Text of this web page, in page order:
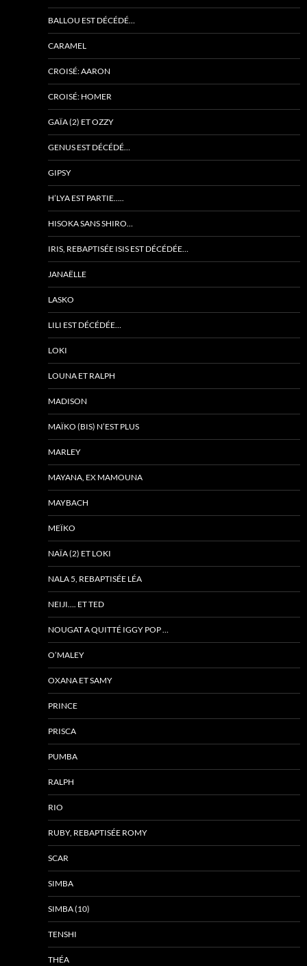
BALLOU EST DÉCÉDÉ…
CARAMEL
CROISÉ: AARON
CROISÉ: HOMER
GAÏA (2) ET OZZY
GENUS EST DÉCÉDÉ…
GIPSY
H’LYA EST PARTIE…..
HISOKA SANS SHIRO…
IRIS, REBAPTISÉE ISIS EST DÉCÉDÉE…
JANAËLLE
LASKO
LILI EST DÉCÉDÉE…
LOKI
LOUNA ET RALPH
MADISON
MAÏKO (BIS) N’EST PLUS
MARLEY
MAYANA, EX MAMOUNA
MAYBACH
MEÏKO
NAÏA (2) ET LOKI
NALA 5, REBAPTISÉE LÉA
NEIJI…. ET TED
NOUGAT A QUITTÉ IGGY POP …
O’MALEY
OXANA ET SAMY
PRINCE
PRISCA
PUMBA
RALPH
RIO
RUBY, REBAPTISÉE ROMY
SCAR
SIMBA
SIMBA (10)
TENSHI
THÉA